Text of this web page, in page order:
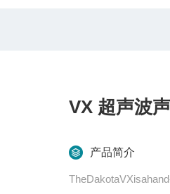
VX 超声波
产品简介